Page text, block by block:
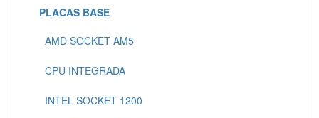
PLACAS BASE
AMD SOCKET AM5
CPU INTEGRADA
INTEL SOCKET 1200